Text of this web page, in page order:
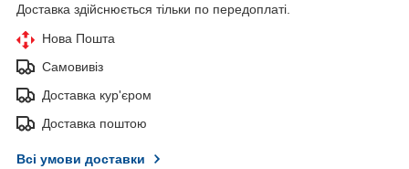
Доставка здійснюється тільки по передоплаті.
Нова Пошта
Самовивіз
Доставка кур'єром
Доставка поштою
Всі умови доставки